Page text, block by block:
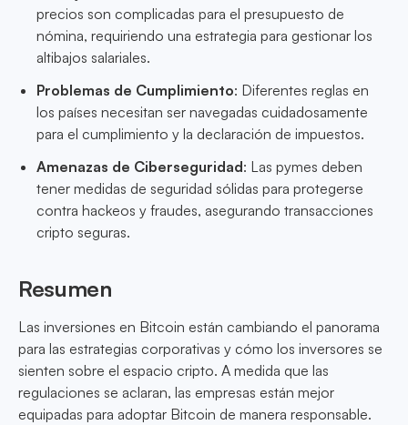
precios son complicadas para el presupuesto de
nómina, requiriendo una estrategia para gestionar los
altibajos salariales.
Problemas de Cumplimiento: Diferentes reglas en
los países necesitan ser navegadas cuidadosamente
para el cumplimiento y la declaración de impuestos.
Amenazas de Ciberseguridad: Las pymes deben
tener medidas de seguridad sólidas para protegerse
contra hackeos y fraudes, asegurando transacciones
cripto seguras.
Resumen
Las inversiones en Bitcoin están cambiando el panorama
para las estrategias corporativas y cómo los inversores se
sienten sobre el espacio cripto. A medida que las
regulaciones se aclaran, las empresas están mejor
equipadas para adoptar Bitcoin de manera responsable.